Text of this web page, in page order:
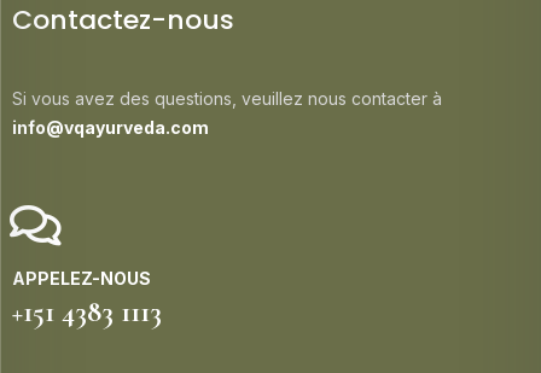
Contactez-nous
Si vous avez des questions, veuillez nous contacter à
info@vqayurveda.com
APPELEZ-NOUS
+151 4383 1113